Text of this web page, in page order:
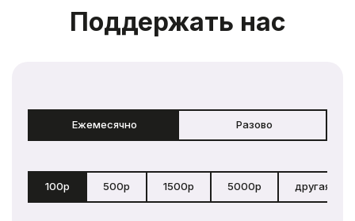
Поддержать нас
Ежемесячно Разово
100р 500р 1500р 5000р другая